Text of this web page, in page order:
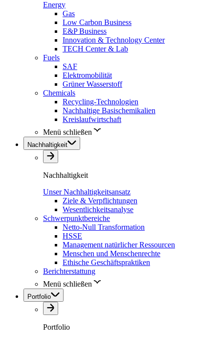
Energy
Gas
Low Carbon Business
E&P Business
Innovation & Technology Center
TECH Center & Lab
Fuels
SAF
Elektromobilität
Grüner Wasserstoff
Chemicals
Recycling-Technologien
Nachhaltige Basischemikalien
Kreislaufwirtschaft
Menü schließen
Nachhaltigkeit
Nachhaltigkeit
Unser Nachhaltigkeitsansatz
Ziele & Verpflichtungen
Wesentlichkeitsanalyse
Schwerpunktbereiche
Netto-Null Transformation
HSSE
Management natürlicher Ressourcen
Menschen und Menschenrechte
Ethische Geschäftspraktiken
Berichterstattung
Menü schließen
Portfolio
Portfolio